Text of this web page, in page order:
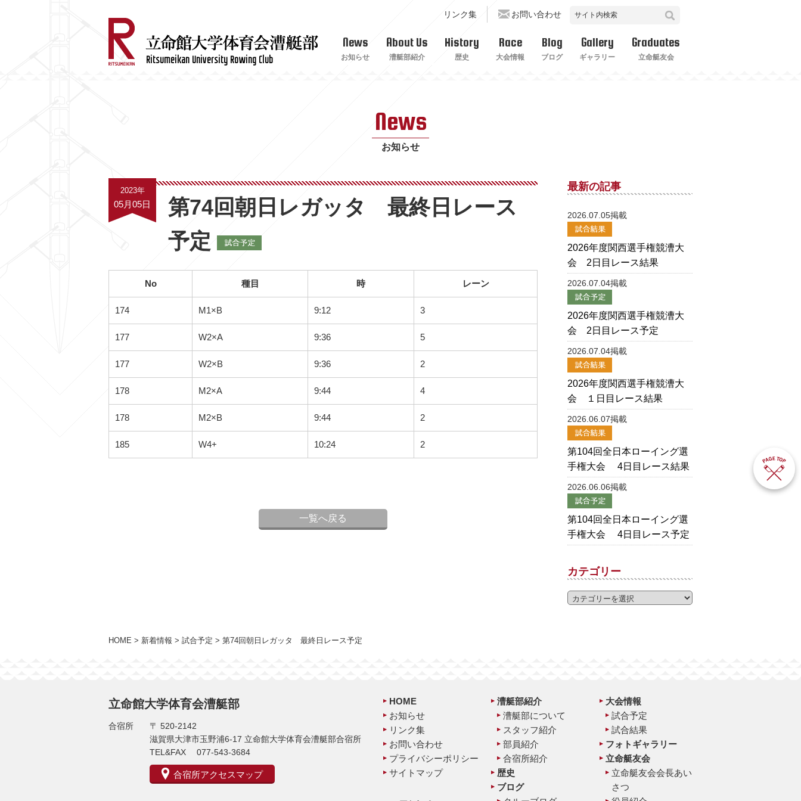
リンク集 お問い合わせ
News
お知らせ
About Us
漕艇部紹介
History
歴史
Race
大会情報
Blog
ブログ
Gallery
ギャラリー
Graduates
立命艇友会
News
お知らせ
2023年
05月05日
第74回朝日レガッタ 最終日レース
予定
No 種目 時 レーン
174 M1×B 9:12 3
177 W2×A 9:36 5
177 W2×B 9:36 2
178 M2×A 9:44 4
178 M2×B 9:44 2
185 W4+ 10:24 2
一覧へ戻る
最新の記事
2026.07.05掲載
2026年度関西選手権競漕大
会 2日目レース結果
2026.07.04掲載
2026年度関西選手権競漕大
会 2日目レース予定
2026.07.04掲載
2026年度関西選手権競漕大
会 １日目レース結果
2026.06.07掲載
第104回全日本ローイング選
手権大会 4日目レース結果
2026.06.06掲載
第104回全日本ローイング選
手権大会 4日目レース予定
カテゴリー
HOME > 新着情報 > 試合予定 > 第74回朝日レガッタ 最終日レース予定
立命館大学体育会漕艇部
合宿所
〒 520-2142
滋賀県大津市玉野浦6-17 立命館大学体育会漕艇部合宿所
TEL&FAX 077-543-3684
合宿所アクセスマップ
HOME
お知らせ
リンク集
お問い合わせ
プライバシーポリシー
サイトマップ
漕艇部紹介
漕艇部について
スタッフ紹介
部員紹介
合宿所紹介
歴史
ブログ
大会情報
試合予定
試合結果
フォトギャラリー
立命艇友会
立命艇友会会長あい
さつ